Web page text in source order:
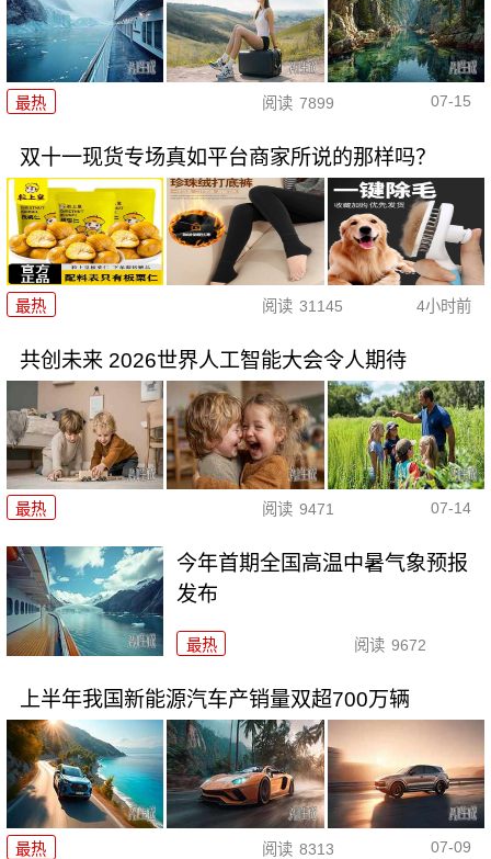
最热 阅读 7899 07-15
双十一现货专场真如平台商家所说的那样吗？
最热 阅读 31145 4小时前
共创未来 2026世界人工智能大会令人期待
最热 阅读 9471 07-14
今年首期全国高温中暑气象预报
发布
最热 阅读 9672
上半年我国新能源汽车产销量双超700万辆
最热 阅读 8313 07-09